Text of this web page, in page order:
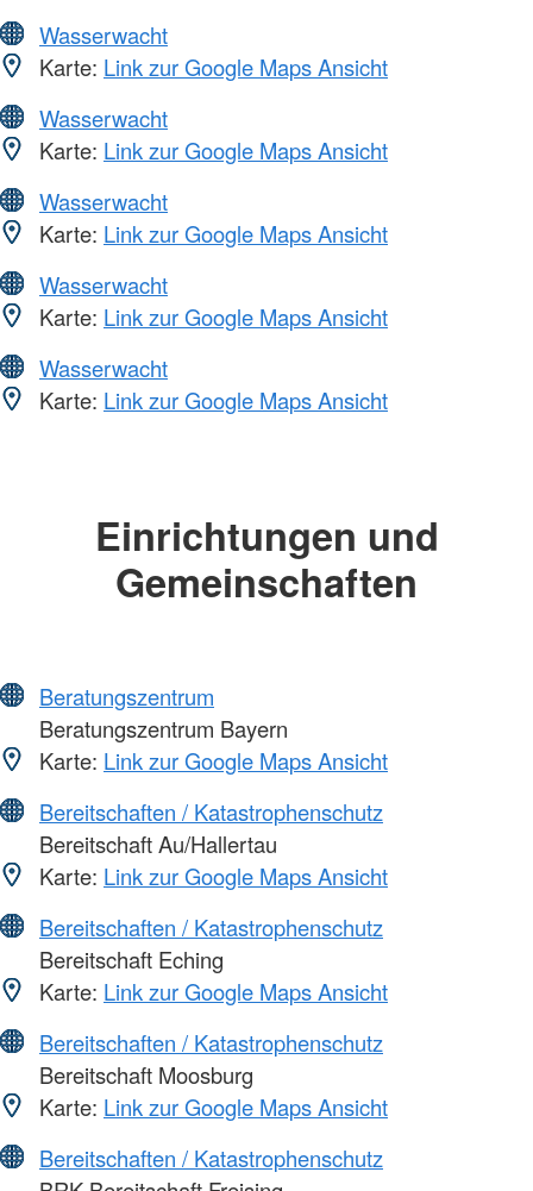
Wasserwacht
Karte: Link zur Google Maps Ansicht
Wasserwacht
Karte: Link zur Google Maps Ansicht
Wasserwacht
Karte: Link zur Google Maps Ansicht
Wasserwacht
Karte: Link zur Google Maps Ansicht
Wasserwacht
Karte: Link zur Google Maps Ansicht
Einrichtungen und
Gemeinschaften
Beratungszentrum
Beratungszentrum Bayern
Karte: Link zur Google Maps Ansicht
Bereitschaften / Katastrophenschutz
Bereitschaft Au/Hallertau
Karte: Link zur Google Maps Ansicht
Bereitschaften / Katastrophenschutz
Bereitschaft Eching
Karte: Link zur Google Maps Ansicht
Bereitschaften / Katastrophenschutz
Bereitschaft Moosburg
Karte: Link zur Google Maps Ansicht
Bereitschaften / Katastrophenschutz